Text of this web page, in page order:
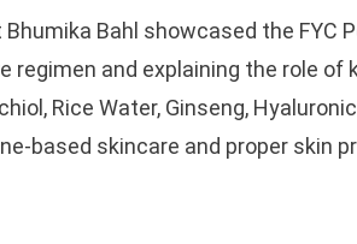
Bahl showcased the FYC
regimen and explaining the role of
Rice Water, Ginseng,
based skincare and proper skin